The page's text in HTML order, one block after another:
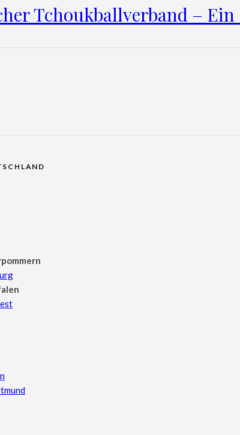
Tchoukballverband –